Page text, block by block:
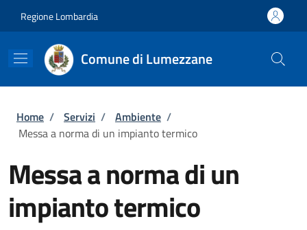
Regione Lombardia
Comune di Lumezzane
Briciole di pane
Home / Servizi / Ambiente /
Messa a norma di un impianto termico
Messa a norma di un
impianto termico